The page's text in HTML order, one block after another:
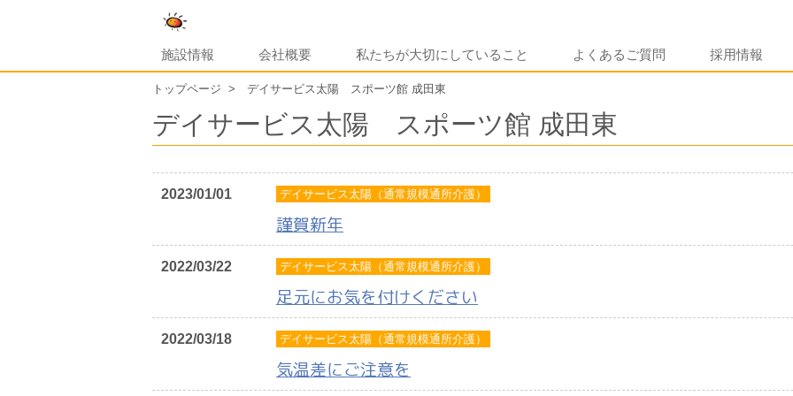
施設情報 会社概要 私たちが大切にしていること よくあるご質問 採用情報
トップページ デイサービス太陽 スポーツ館 成田東
デイサービス太陽 スポーツ館 成田東
2023/01/01 デイサービス太陽（通常規模通所介護）
謹賀新年
2022/03/22 デイサービス太陽（通常規模通所介護）
足元にお気を付けください
2022/03/18 デイサービス太陽（通常規模通所介護）
気温差にご注意を